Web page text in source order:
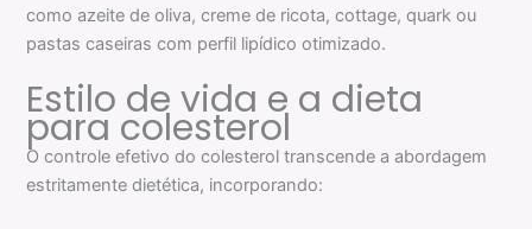
como azeite de oliva, creme de ricota, cottage, quark ou
pastas caseiras com perfil lipídico otimizado.
Estilo de vida e a dieta
para colesterol
O controle efetivo do colesterol transcende a abordagem
estritamente dietética, incorporando: